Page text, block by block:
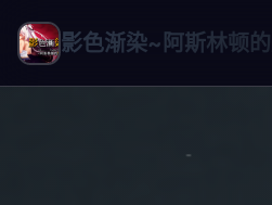
影色渐染~阿斯林顿